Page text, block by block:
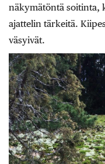
näkymätöntä soitinta,
ajattelin tärkeitä.
väsyivät.